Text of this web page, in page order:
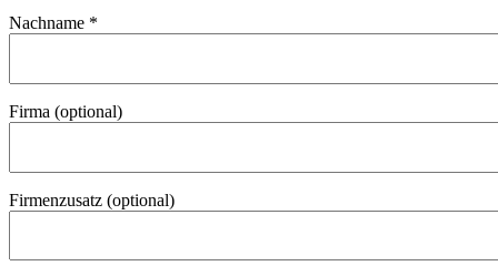
Nachname *
Firma (optional)
Firmenzusatz (optional)